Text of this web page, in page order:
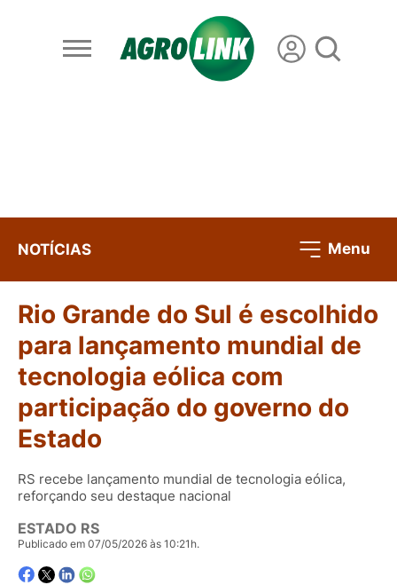
NOTÍCIAS Menu
Rio Grande do Sul é escolhido
para lançamento mundial de
tecnologia eólica com
participação do governo do
Estado
RS recebe lançamento mundial de tecnologia eólica,
reforçando seu destaque nacional
ESTADO RS
Publicado em 07/05/2026 às 10:21h.